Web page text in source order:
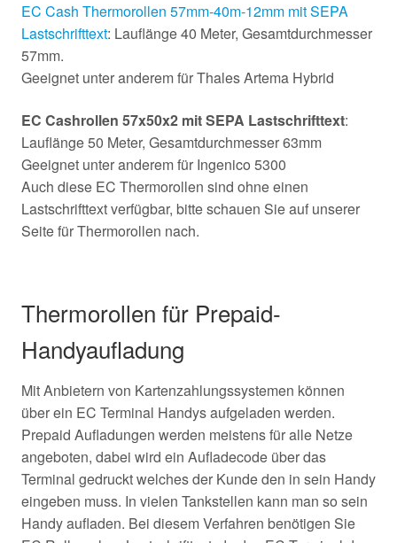
EC Cash Thermorollen 57mm-40m-12mm mit SEPA
Lastschrifttext: Lauflänge 40 Meter, Gesamtdurchmesser
57mm.
Geeignet unter anderem für Thales Artema Hybrid
EC Cashrollen 57x50x2 mit SEPA Lastschrifttext:
Lauflänge 50 Meter, Gesamtdurchmesser 63mm
Geeignet unter anderem für Ingenico 5300
Auch diese EC Thermorollen sind ohne einen
Lastschrifttext verfügbar, bitte schauen Sie auf unserer
Seite für Thermorollen nach.
Thermorollen für Prepaid-
Handyaufladung
Mit Anbietern von Kartenzahlungssystemen können
über ein EC Terminal Handys aufgeladen werden.
Prepaid Aufladungen werden meistens für alle Netze
angeboten, dabei wird ein Aufladecode über das
Terminal gedruckt welches der Kunde den in sein Handy
eingeben muss. In vielen Tankstellen kann man so sein
Handy aufladen. Bei diesem Verfahren benötigen Sie